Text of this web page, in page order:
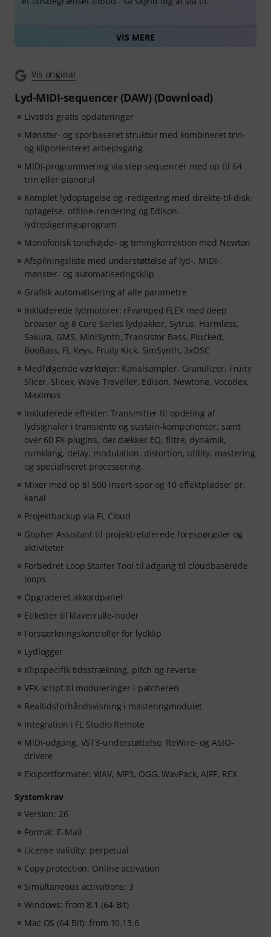
ArtMaster.com – your e-learning partner created with
Brown, Dr. Dre), Printz Board (Black Eyed Peas, Justin
Timberlake), and Chris Kasych (Adele, Beck, Pharrell
for producers, creators and songwriters — covering
hooks for TikTok, and essential skills for turning ideas
into release-ready tracks.
Alle Software-Deals i ét blikVIS MERE
Vis original
Lyd-MIDI-sequencer (DAW) (Download)
Livstids gratis opdateringer
Mønster- og sporbaseret struktur med kombineret trin-
og kliporienteret arbejdsgang
MIDI-programmering via step sequencer med op til 64
trin eller pianorul
Komplet lydoptagelse og -redigering med direkte-til-disk-
optagelse, offline-rendering og Edison-
lydredigeringsprogram
Monofonisk tonehøjde- og timingkorrektion med Newton
Afspilningsliste med understøttelse af lyd-, MIDI-,
mønster- og automatiseringsklip
Grafisk automatisering af alle parametre
Inkluderede lydmotorer: rFvamped FLEX med deep
browser og 8 Core Series lydpakker, Sytrus, Harmless,
Sakura, GMS, MiniSynth, Transistor Bass, Plucked,
BooBass, FL Keys, Fruity Kick, SimSynth, 3xOSC
Medfølgende værktøjer: Kanalsampler, Granulizer, Fruity
Slicer, Slicex, Wave Traveller, Edison, Newtone, Vocodex,
Maximus
Inkluderede effekter: Transmitter til opdeling af
lydsignaler i transiente og sustain-komponenter, samt
over 60 FX-plugins, der dækker EQ, filtre, dynamik,
rumklang, delay, modulation, distortion, utility, mastering
og specialiseret processering.
Mixer med op til 500 insert-spor og 10 effektpladser pr.
kanal
Projektbackup via FL Cloud
Gopher Assistant til projektrelaterede forespørgsler og
aktiviteter
Forbedret Loop Starter Tool til adgang til cloudbaserede
loops
Opgraderet akkordpanel
Etiketter til klaverrulle-noder
Forstærkningskontroller for lydklip
Lydlogger
Klipspecifik tidsstrækning, pitch og reverse
VFX-script til moduleringer i patcheren
Realtidsforhåndsvisning i masteringmodulet
Integration i FL Studio Remote
MIDI-udgang, VST3-understøttelse, ReWire- og ASIO-
drivere
Eksportformater: WAV, MP3, OGG, WavPack, AIFF, REX
Systemkrav
Version: 26
Format: E-Mail
License validity: perpetual
Copy protection: Online activation
Simultaneous activations: 3
Windows: from 8.1 (64-Bit)
Mac OS (64 Bit): from 10.13.6